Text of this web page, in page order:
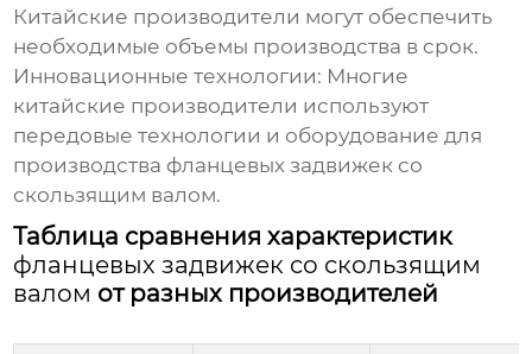
Китайские производители могут обеспечить
необходимые объемы производства в срок.
Инновационные технологии: Многие
китайские производители используют
передовые технологии и оборудование для
производства фланцевых задвижек со
скользящим валом.
Таблица сравнения характеристик
фланцевых задвижек со скользящим
валом от разных производителей